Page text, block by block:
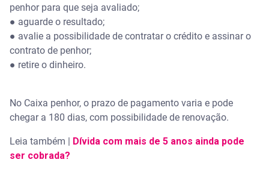
penhor para que seja avaliado;
● aguarde o resultado;
● avalie a possibilidade de contratar o crédito e assinar o
contrato de penhor;
● retire o dinheiro.
No Caixa penhor, o prazo de pagamento varia e pode
chegar a 180 dias, com possibilidade de renovação.
Leia também |
Dívida com mais de 5 anos ainda pode
ser cobrada?